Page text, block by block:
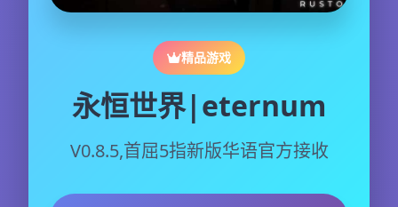
精品游戏
永恒世界|eternum
V0.8.5,首屈5指新版华语官方接收